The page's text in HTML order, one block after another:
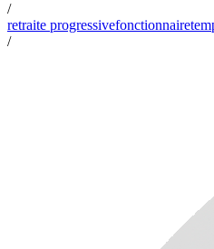
/
retraite progressivefonctionnaire
/